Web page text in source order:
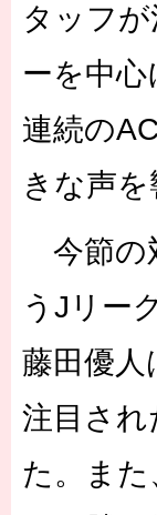
タッフ
ーを中
連続の
きな声
今節の
うJリー
藤田優人
注目さ
た。ま